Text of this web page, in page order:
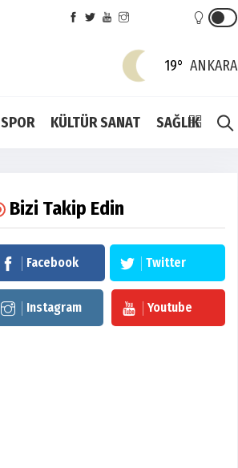
19° ANKARA
SPOR KÜLTÜR SANAT SAĞLIK
Bizi Takip Edin
Facebook Twitter
Instagram Youtube